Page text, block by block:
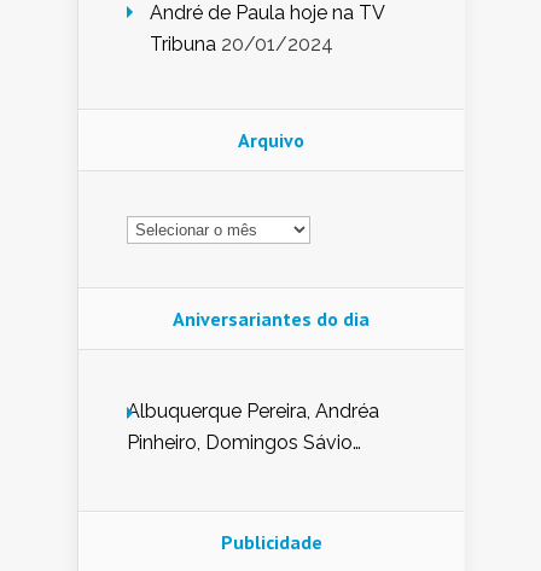
André de Paula hoje na TV
Tribuna 20/01/2024
Arquivo
Arquivo
Aniversariantes do dia
Albuquerque Pereira, Andréa
Pinheiro, Domingos Sávio
Nunes de Sena, Fátima Peixoto,
Publicidade